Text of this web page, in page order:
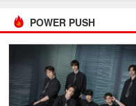
POWER PUSH